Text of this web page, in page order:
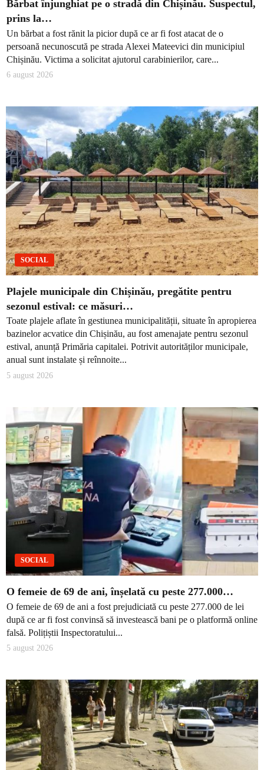
Bărbat înjunghiat pe o stradă din Chișinău. Suspectul,
prins la…
Un bărbat a fost rănit la picior după ce ar fi fost atacat de o
persoană necunoscută pe strada Alexei Mateevici din municipiul
Chișinău. Victima a solicitat ajutorul carabinierilor, care...
6 august 2026
SOCIAL
Plajele municipale din Chișinău, pregătite pentru
sezonul estival: ce măsuri…
Toate plajele aflate în gestiunea municipalității, situate în apropierea
bazinelor acvatice din Chișinău, au fost amenajate pentru sezonul
estival, anunță Primăria capitalei. Potrivit autorităților municipale,
anual sunt instalate și reînnoite...
5 august 2026
SOCIAL
O femeie de 69 de ani, înșelată cu peste 277.000…
O femeie de 69 de ani a fost prejudiciată cu peste 277.000 de lei
după ce ar fi fost convinsă să investească bani pe o platformă online
falsă. Polițiștii Inspectoratului...
5 august 2026